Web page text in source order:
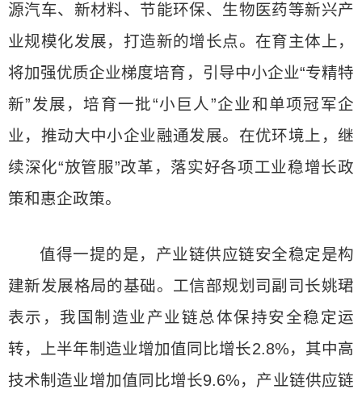
源汽车、新材料、节能环保、生物医药等新兴产
业规模化发展，打造新的增长点。在育主体上，
将加强优质企业梯度培育，引导中小企业“专精特
新”发展，培育一批“小巨人”企业和单项冠军企
业，推动大中小企业融通发展。在优环境上，继
续深化“放管服”改革，落实好各项工业稳增长政
策和惠企政策。
值得一提的是，产业链供应链安全稳定是构
建新发展格局的基础。工信部规划司副司长姚珺
表示，我国制造业产业链总体保持安全稳定运
转，上半年制造业增加值同比增长2.8%，其中高
技术制造业增加值同比增长9.6%，产业链供应链